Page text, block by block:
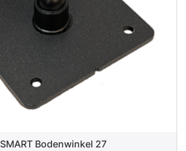
SMART Bodenwinkel 27